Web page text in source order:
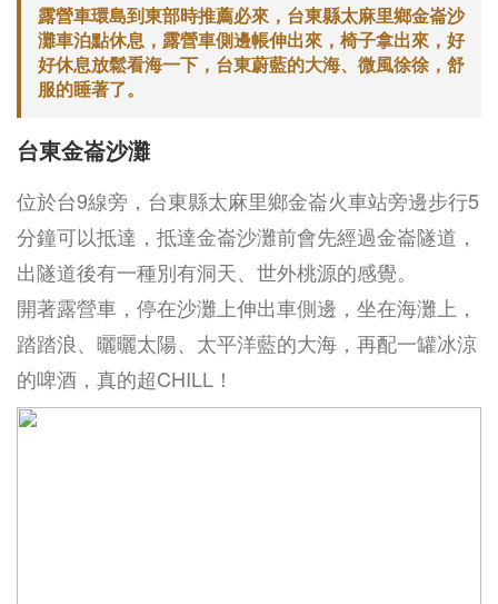
露營車環島到東部時推薦必來，台東縣太麻里鄉金崙沙
灘車泊點休息，露營車側邊帳伸出來，椅子拿出來，好
好休息放鬆看海一下，台東蔚藍的大海、微風徐徐，舒
服的睡著了。
台東金崙沙灘
位於台9線旁，台東縣太麻里鄉金崙火車站旁邊步行5
分鐘可以抵達，抵達金崙沙灘前會先經過金崙隧道，
出隧道後有一種別有洞天、世外桃源的感覺。
開著露營車，停在沙灘上伸出車側邊，坐在海灘上，
踏踏浪、曬曬太陽、太平洋藍的大海，再配一罐冰涼
的啤酒，真的超CHILL！